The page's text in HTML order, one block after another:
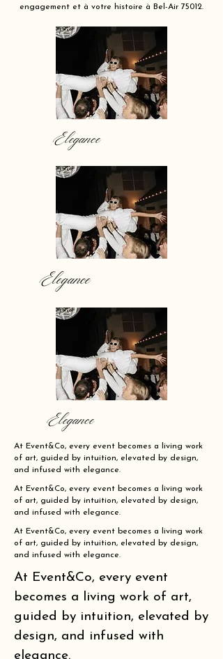
engagement et à votre histoire à Bel-Air 75012.
Elegance
Elegance
Elegance
At Event&Co, every event becomes a living work
of art, guided by intuition, elevated by design,
and infused with elegance.
At Event&Co, every event becomes a living work
of art, guided by intuition, elevated by design,
and infused with elegance.
At Event&Co, every event becomes a living work
of art, guided by intuition, elevated by design,
and infused with elegance.
At Event&Co, every event
becomes a living work of art,
guided by intuition, elevated by
design, and infused with
elegance.